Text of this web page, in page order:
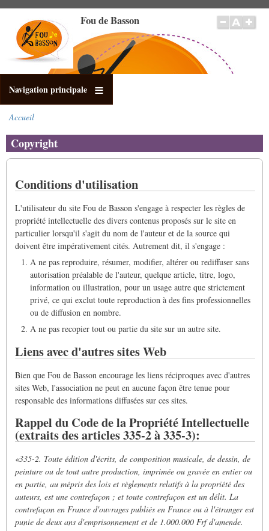
contenu
principal
Fou de Basson
Navigation principale
d'Ariane
Accueil
Copyright
Conditions d'utilisation
L'utilisateur du site Fou de Basson s'engage à respecter les règles de
propriété intellectuelle des divers contenus proposés sur le site en
particulier lorsqu'il s'agit du nom de l'auteur et de la source qui
doivent être impérativement cités. Autrement dit, il s'engage :
A ne pas reproduire, résumer, modifier, altérer ou rediffuser sans
autorisation préalable de l'auteur, quelque article, titre, logo,
information ou illustration, pour un usage autre que strictement
privé, ce qui exclut toute reproduction à des fins professionnelles
ou de diffusion en nombre.
A ne pas recopier tout ou partie du site sur un autre site.
Liens avec d'autres sites Web
Bien que Fou de Basson encourage les liens réciproques avec d'autres
sites Web, l'association ne peut en aucune façon être tenue pour
responsable des informations diffusées sur ces sites.
Rappel du Code de la Propriété Intellectuelle
(extraits des articles 335-2 à 335-3):
«335-2. Toute édition d'écrits, de composition musicale, de dessin, de
peinture ou de tout autre production, imprimée ou gravée en entier ou
en partie, au mépris des lois et règlements relatifs à la propriété des
auteurs, est une contrefaçon ; et toute contrefaçon est un délit. La
contrefaçon en France d'ouvrages publiés en France ou à l'étranger est
punie de deux ans d'emprisonnement et de 1.000.000 Frf d'amende.